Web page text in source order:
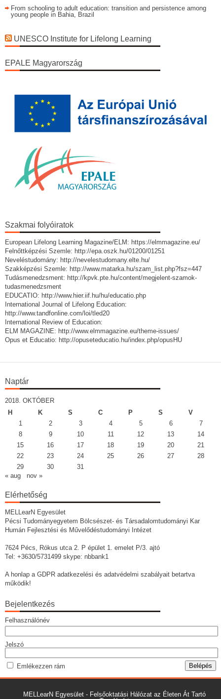
From schooling to adult education: transition and persistence among
young people in Bahia, Brazil
UNESCO Institute for Lifelong Learning
EPALE Magyarország
Szakmai folyóiratok
European Lifelong Learning Magazine/ELM: https://elmmagazine.eu/
Felnőttképzési Szemle: http://epa.oszk.hu/01200/01251
Neveléstudomány: http://nevelestudomany.elte.hu/
Szakképzési Szemle: http://www.matarka.hu/szam_list.php?fsz=447
Tudásmenedzsment: http://kpvk.pte.hu/content/megjelent-szamok-
tudasmenedzsment
EDUCATIO: http://www.hier.iif.hu/hu/educatio.php
International Journal of Lifelong Education:
http://www.tandfonline.com/loi/tled20
International Review of Education:
ELM MAGAZINE: http://www.elmmagazine.eu/theme-issues/
Opus et Educatio: http://opuseteducatio.hu/index.php/opusHU
Naptár
2018. OKTÓBER
H
K S C P S
V
1
2 3 4 5 6
7
8
9 10 11 12 13
14
15
16 17 18 19 20
21
22
23 24 25 26 27
28
29
30
31
« aug
nov »
Elérhetőség
MELLearN Egyesület
Pécsi Tudományegyetem Bölcsészet- és Társadalomtudományi Kar
Humán Fejlesztési és Művelődéstudományi Intézet
7624 Pécs, Rókus utca 2. P épület 1. emelet P/3. ajtó
Tel: +3630/5731499 skype: nbbank1
A honlap a GDPR adatkezelési és adatvédelmi szabályait betartva
működik!
Bejelentkezés
Felhasználónév
Jelszó
Emlékezzen rám
MELLearN Egyesület - Felsőoktatási Hálózat az Életen Át Tartó